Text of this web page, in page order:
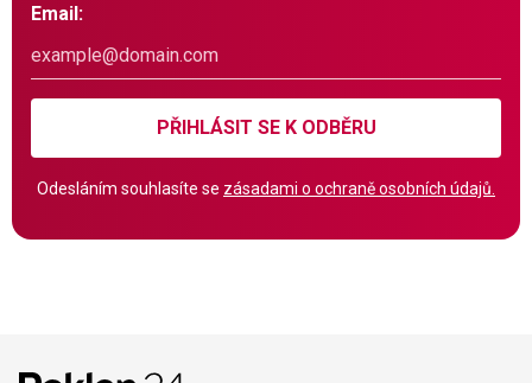
Email:
PŘIHLÁSIT SE K ODBĚRU
Odesláním souhlasíte se zásadami o ochraně osobních údajů.